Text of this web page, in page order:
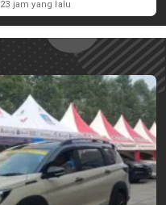
23 jam yang lalu